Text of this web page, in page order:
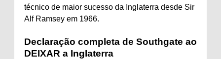
técnico de maior sucesso da Inglaterra desde Sir
Alf Ramsey em 1966.
Declaração completa de Southgate ao
DEIXAR a Inglaterra